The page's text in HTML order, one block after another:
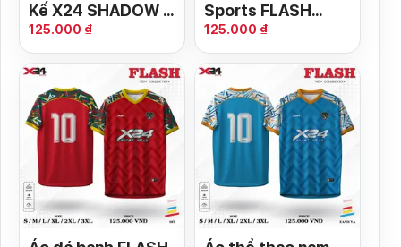
Kế X24 SHADOW –
Màu Vàng Chanh
Nổi Bật
125.000 ₫
Sports FLASH
Collection – Hồng
Pastel
125.000 ₫